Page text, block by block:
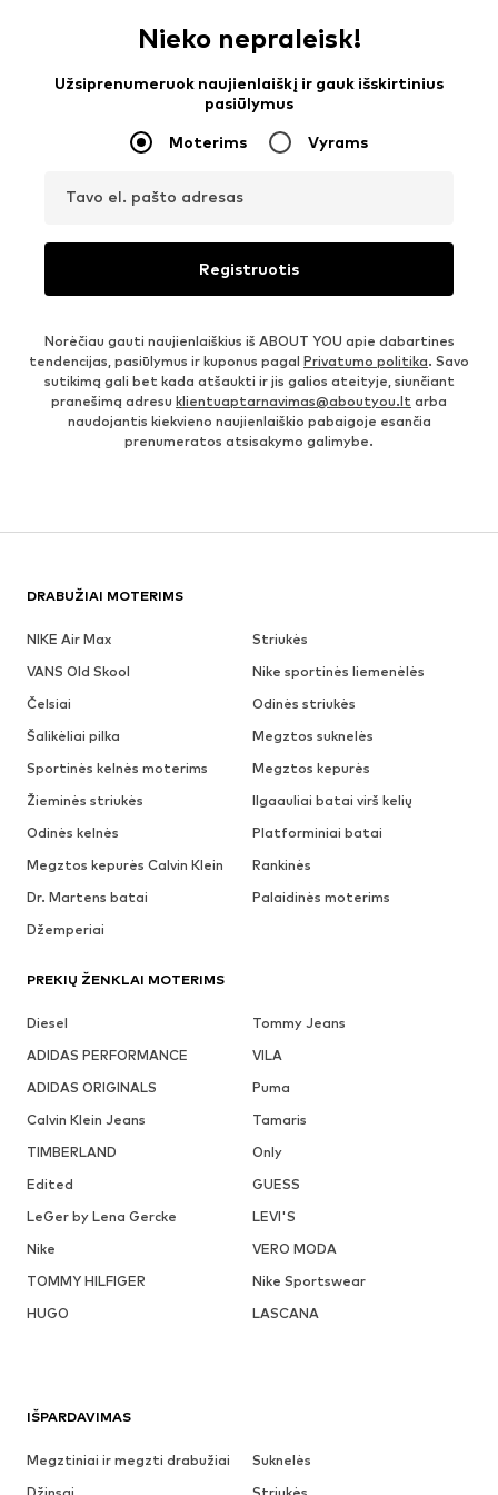
Nieko nepraleisk!
Užsiprenumeruok naujienlaiškį ir gauk išskirtinius
pasiūlymus
Moterims Vyrams
Tavo el. pašto adresas
Registruotis
Norėčiau gauti naujienlaiškius iš ABOUT YOU apie dabartines
tendencijas, pasiūlymus ir kuponus pagal Privatumo politika. Savo
sutikimą gali bet kada atšaukti ir jis galios ateityje, siunčiant
pranešimą adresu klientuaptarnavimas@aboutyou.lt arba
naudojantis kiekvieno naujienlaiškio pabaigoje esančia
prenumeratos atsisakymo galimybe.
DRABUŽIAI MOTERIMS
NIKE Air Max
Striukės
VANS Old Skool
Nike sportinės liemenėlės
Čelsiai
Odinės striukės
Šalikėliai pilka
Megztos suknelės
Sportinės kelnės moterims
Megztos kepurės
Žieminės striukės
Ilgaauliai batai virš kelių
Odinės kelnės
Platforminiai batai
Megztos kepurės Calvin Klein
Rankinės
Dr. Martens batai
Palaidinės moterims
Džemperiai
PREKIŲ ŽENKLAI MOTERIMS
Diesel
Tommy Jeans
ADIDAS PERFORMANCE
VILA
ADIDAS ORIGINALS
Puma
Calvin Klein Jeans
Tamaris
TIMBERLAND
Only
Edited
GUESS
LeGer by Lena Gercke
LEVI'S
Nike
VERO MODA
TOMMY HILFIGER
Nike Sportswear
HUGO
LASCANA
IŠPARDAVIMAS
Megztiniai ir megzti drabužiai
Suknelės